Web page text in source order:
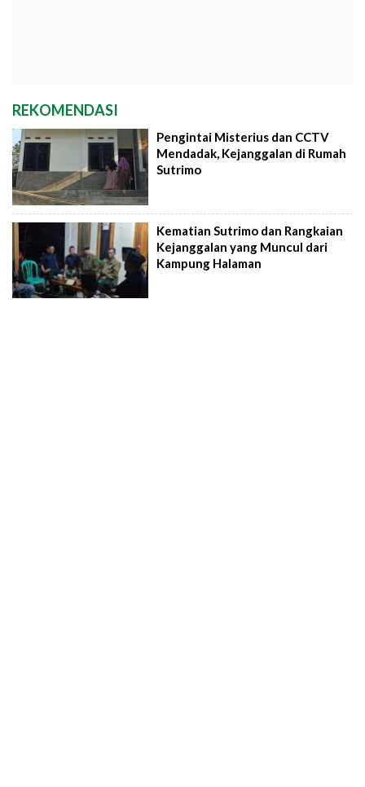
REKOMENDASI
Pengintai Misterius dan CCTV
Mendadak, Kejanggalan di Rumah
Sutrimo
Kematian Sutrimo dan Rangkaian
Kejanggalan yang Muncul dari
Kampung Halaman